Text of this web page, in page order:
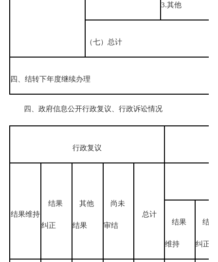
3.其他
（七）总计
四、结转下年度继续办理
四、政府信息公开行政复议、行政诉讼情况
行政复议
结果维持
结果
纠正
其他
结果
尚未
审结
总计
结果
维持
结
纠正